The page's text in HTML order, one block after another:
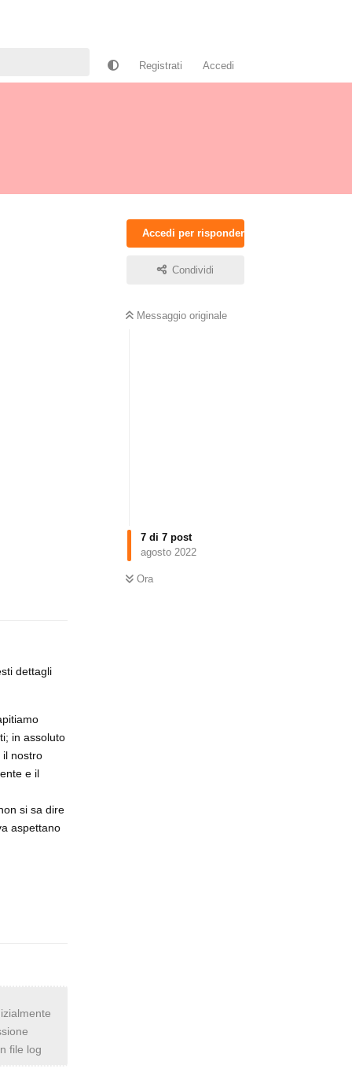
Registrati Accedi
Accedi per rispondere
Condividi
Messaggio originale
7 di 7 post
agosto 2022
Ora
dettagli
in assoluto
il nostro
e il
si sa dire
aspettano
file log